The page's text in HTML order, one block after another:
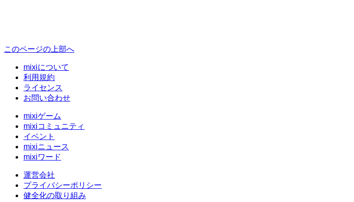
このページの上部へ
mixiについて
利用規約
ライセンス
お問い合わせ
mixiゲーム
mixiコミュニティ
イベント
mixiニュース
mixiワード
運営会社
プライバシーポリシー
健全化の取り組み